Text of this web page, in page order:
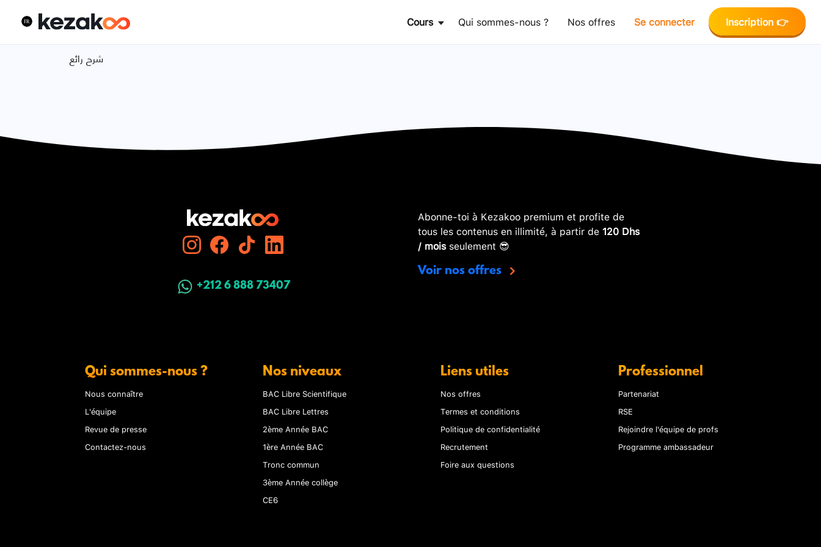
Cours Qui sommes-nous ? Nos offres Se connecter Inscription 👉
شرح رائع
+212 6 888 73407
Abonne-toi à Kezakoo premium et profite de
tous les contenus en illimité, à partir de 120 Dhs
/ moisseulement 😎
Voir nos offres
Qui sommes-nous ?
Nous connaître
L'équipe
Revue de presse
Contactez-nous
Nos niveaux
BAC Libre Scientifique
BAC Libre Lettres
2ème Année BAC
1ère Année BAC
Tronc commun
3ème Année collège
CE6
Liens utiles
Nos offres
Termes et conditions
Politique de confidentialité
Recrutement
Foire aux questions
Professionnel
Partenariat
RSE
Rejoindre l'équipe de profs
Programme ambassadeur